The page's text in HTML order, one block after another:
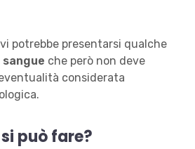
potrebbe presentarsi qualche
che però non deve
considerata
può fare?